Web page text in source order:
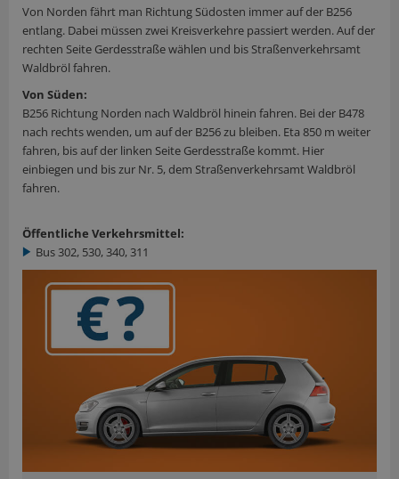
Von Norden fährt man Richtung Südosten immer auf der B256
entlang. Dabei müssen zwei Kreisverkehre passiert werden. Auf der
rechten Seite Gerdesstraße wählen und bis Straßenverkehrsamt
Waldbröl fahren.
Von Süden:
B256 Richtung Norden nach Waldbröl hinein fahren. Bei der B478
nach rechts wenden, um auf der B256 zu bleiben. Eta 850 m weiter
fahren, bis auf der linken Seite Gerdesstraße kommt. Hier
einbiegen und bis zur Nr. 5, dem Straßenverkehrsamt Waldbröl
fahren.
Öffentliche Verkehrsmittel:
Bus 302, 530, 340, 311